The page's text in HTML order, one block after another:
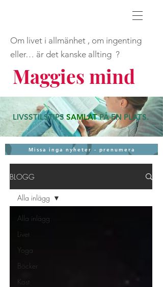
Om livet i allmänhet , om ingenting
eller… är det kanske allting ?
Maggies mind
LIVSSTILSTIPSSAMLATPÅ EN PLATS.
Missa inga nyheter - prenumera
BLOGG
Alla inlägg
Livet
Yoga
Böcker
Kost
Alla inlägg